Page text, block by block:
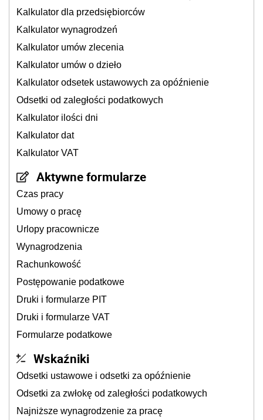
Kalkulator dla przedsiębiorców
Kalkulator wynagrodzeń
Kalkulator umów zlecenia
Kalkulator umów o dzieło
Kalkulator odsetek ustawowych za opóźnienie
Odsetki od zaległości podatkowych
Kalkulator ilości dni
Kalkulator dat
Kalkulator VAT
Aktywne formularze
Czas pracy
Umowy o pracę
Urlopy pracownicze
Wynagrodzenia
Rachunkowość
Postępowanie podatkowe
Druki i formularze PIT
Druki i formularze VAT
Formularze podatkowe
Wskaźniki
Odsetki ustawowe i odsetki za opóźnienie
Odsetki za zwłokę od zaległości podatkowych
Najniższe wynagrodzenie za pracę